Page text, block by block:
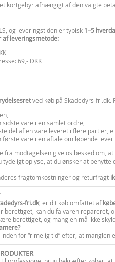
kortgebyr afhængigt af den valgte
og leveringstiden er typisk 1–5
leveringsmetode:
69,- DKK
ved køb på Skadedyrs-fri.dk.
vare i en samlet ordre,
del af en vare leveret i flere partier,
første vare i en aftale om løbende
fra modtagelsen give os besked om,
tydeligt oplyse, at du ønsker at
fragtomkostninger og returfragt
fri.dk, er dit køb omfattet af
berettiget, kan du få varen repareret,
berettiget, og manglen må ikke
for “rimelig tid” efter, at